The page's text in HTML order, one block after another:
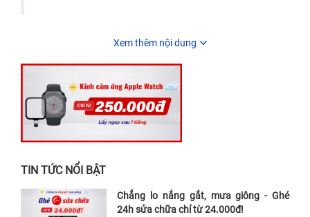
Xem thêm nội dung
TIN TỨC NỔI BẬT
Chẳng lo nắng gắt, mưa giông - Ghé
24h sửa chữa chỉ từ 24.000đ!